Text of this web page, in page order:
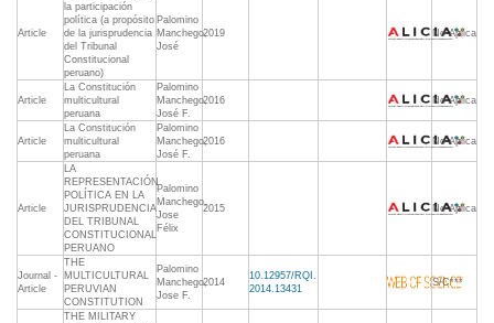
Article
la participación
política (a propósito
de la jurisprudencia
del Tribunal
Constitucional
peruano)
Palomino
Manchego,
José
2019 No Aplica
Article
La Constitución
multicultural
peruana
Palomino
Manchego,
José F.
2016 No Aplica
Article
La Constitución
multicultural
peruana
Palomino
Manchego,
José F.
2016 No Aplica
Article
LA
REPRESENTACIÓN
POLÍTICA EN LA
JURISPRUDENCIA
DEL TRIBUNAL
CONSTITUCIONAL
PERUANO
Palomino
Manchego,
Jose
Félix
2015 No Aplica
Journal -
Article
THE
MULTICULTURAL
PERUVIAN
CONSTITUTION
Palomino
Manchego,
Jose F.
2014
10.12957/RQI.
2014.13431
S/C***
THE MILITARY